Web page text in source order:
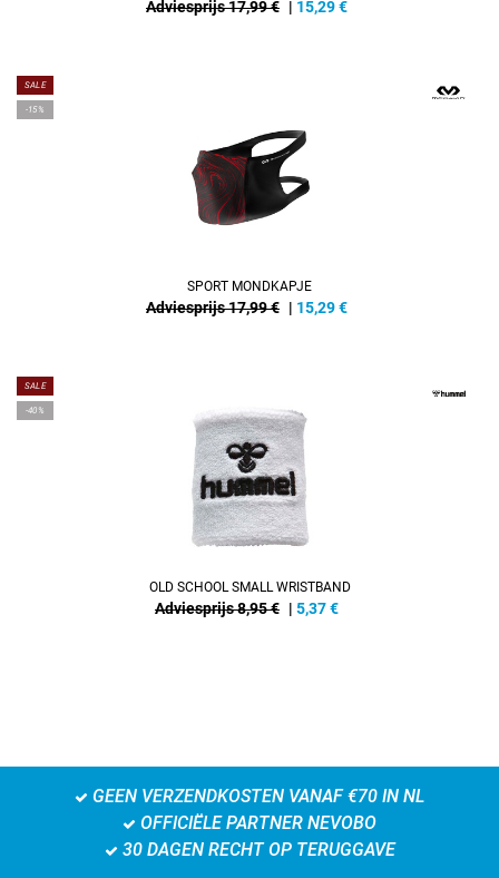
Adviesprijs 17,99 € | 15,29€
SALE
-15%
SPORT MONDKAPJE
Adviesprijs 17,99 € | 15,29€
SALE
-40%
OLD SCHOOL SMALL WRISTBAND
Adviesprijs 8,95 € | 5,37€
GEEN VERZENDKOSTEN VANAF €70 IN NL
OFFICIËLE PARTNER NEVOBO
30 DAGEN RECHT OP TERUGGAVE